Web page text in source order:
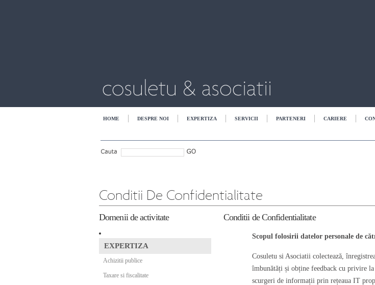
HOME DESPRE NOI EXPERTIZA SERVICII PARTENERI CARIERE
Domenii de activitate Conditii de Confidentialitate
EXPERTIZA
Achizitii publice
Taxare si fiscalitate
Scopul folosirii datelor personale de
Cosuletu si Asociatii colectează,
îmbunătăți și obține feedback cu privire
scurgeri de informații prin rețeaua IT